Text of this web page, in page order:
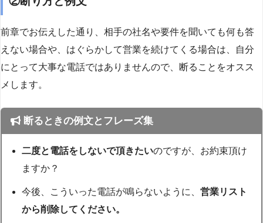
前章でお伝えした通り、相手の社名や要件を聞いても何も答
えない場合や、はぐらかして営業を続けてくる場合は、自分
にとって大事な電話ではありませんので、断ることをオスス
メします。
断るときの例文とフレーズ集
二度と電話をしないで頂きたいのですが、お約束頂け
ますか？
今後、こういった電話が鳴らないように、営業リスト
から削除してください。